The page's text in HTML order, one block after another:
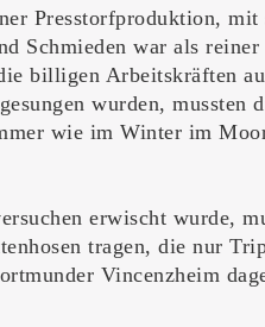
Presstorfproduktion, mit
Schmieden war als
billigen Arbeitskräften
wurden, mussten
wie im Winter im
erwischt wurde,
tragen, die nur
Vincenzheim